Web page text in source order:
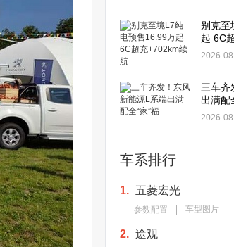
别克至
起 6C
2026-
三车齐
出满配
2026-
车系排行
1. 五菱宏光
参数配置 车型图片
2. 途观